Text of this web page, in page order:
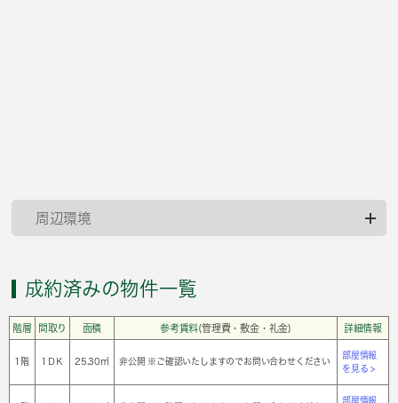
周辺環境
成約済みの物件一覧
階層 間取り 面積 参考賃料(管理費・敷金・礼金) 詳細情報
1階 1ＤＫ 25.30㎡ 非公開 ※ご確認いたしますのでお問い合わせください
部屋情報
を見る >
部屋情報